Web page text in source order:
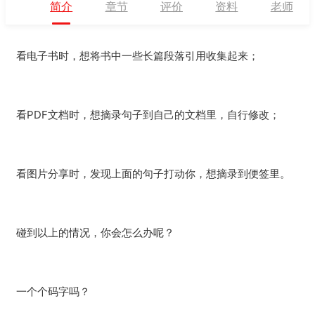
简介 章节 评价 资料 老师
看电子书时，想将书中一些长篇段落引用收集起来；
看PDF文档时，想摘录句子到自己的文档里，自行修改；
看图片分享时，发现上面的句子打动你，想摘录到便签里。
碰到以上的情况，你会怎么办呢？
一个个码字吗？